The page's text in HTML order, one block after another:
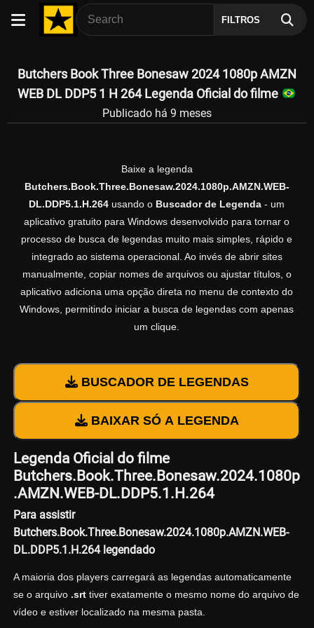
FILTROS
Butchers Book Three Bonesaw 2024 1080p AMZN
WEB DL DDP5 1 H 264 Legenda Oficial do filme
Publicado há 9 meses
Baixe a legenda
Butchers.Book.Three.Bonesaw.2024.1080p.AMZN.WEB-
DL.DDP5.1.H.264 usando o Buscador de Legenda - um
aplicativo gratuito para Windows desenvolvido para tornar o
processo de busca de legendas muito mais simples, rápido e
integrado ao sistema operacional. Ao invés de abrir sites
manualmente, copiar nomes de arquivos ou ajustar títulos, o
aplicativo adiciona uma opção direta no menu de contexto do
Windows, permitindo iniciar a busca de legendas com apenas
um clique.
BUSCADOR DE LEGENDAS
BAIXAR SÓ A LEGENDA
Legenda Oficial do filme
Butchers.Book.Three.Bonesaw.2024.1080p
.AMZN.WEB-DL.DDP5.1.H.264
Para assistir
Butchers.Book.Three.Bonesaw.2024.1080p.AMZN.WEB-
DL.DDP5.1.H.264 legendado
A maioria dos players carregará as legendas automaticamente
se o arquivo .srttiver exatamente o mesmo nome do arquivo de
vídeo e estiver localizado na mesma pasta.